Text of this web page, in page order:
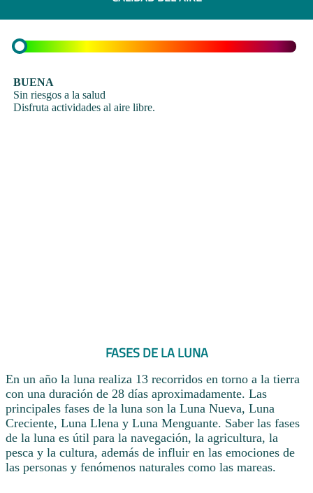
BUENA
Sin riesgos a la salud
Disfruta actividades al aire libre.
FASES DE LA LUNA
En un año la luna realiza 13 recorridos en torno a la tierra
con una duración de 28 días aproximadamente. Las
principales fases de la luna son la Luna Nueva, Luna
Creciente, Luna Llena y Luna Menguante. Saber las fases
de la luna es útil para la navegación, la agricultura, la
pesca y la cultura, además de influir en las emociones de
las personas y fenómenos naturales como las mareas.